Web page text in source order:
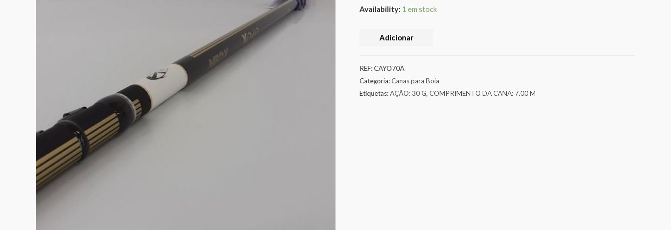
Availability: 1 em stock
Adicionar
REF:CAYO70A
Categoria:Canas para Boia
Etiquetas:AÇÃO: 30 G, COMPRIMENTO DA CANA: 7.00 M